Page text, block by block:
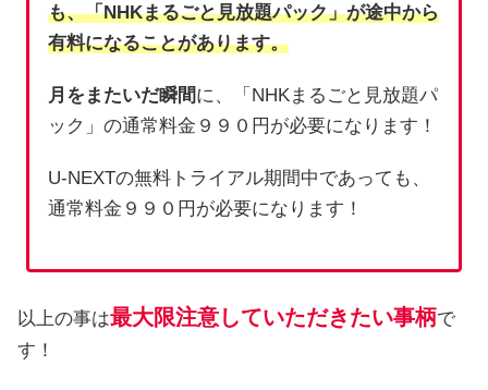
も、「NHKまるごと見放題パック」が途中から
有料になることがあります。
月をまたいだ瞬間に、「NHKまるごと見放題パ
ック」の通常料金９９０円が必要になります！
U-NEXTの無料トライアル期間中であっても、
通常料金９９０円が必要になります！
以上の事は最大限注意していただきたい事柄で
す！